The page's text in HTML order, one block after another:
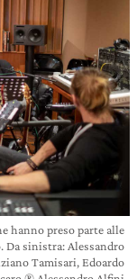
hanno preso parte alle
Da sinistra: Alessandro
Tamisari, Edoardo